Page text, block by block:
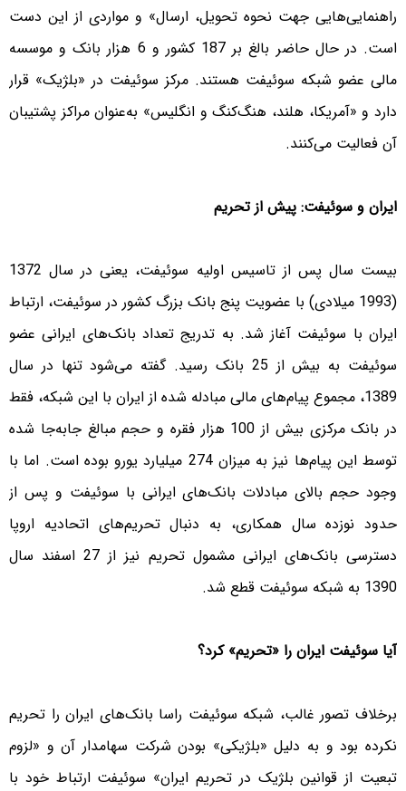
راهنمایی‌هایی جهت نحوه تحویل، ارسال» و مواردی از این دست
است. در حال حاضر بالغ بر 187 کشور و 6 هزار بانک و موسسه
مالی عضو شبکه سوئیفت هستند. مرکز سوئیفت در «بلژیک» قرار
دارد و «آمریکا، هلند، هنگ‌کنگ و انگلیس» به‌عنوان مراکز پشتیبان
آن فعالیت می‌کنند.
ایران و سوئیفت: پیش از تحریم
بیست سال پس از تاسیس اولیه سوئیفت، یعنی در سال 1372
(1993 میلادی) با عضویت پنج بانک بزرگ کشور در سوئیفت، ارتباط
ایران با سوئیفت آغاز شد. به تدریج تعداد بانک‌های ایرانی عضو
سوئیفت به بیش از 25 بانک رسید. گفته می‌شود تنها در سال
1389، مجموع پیام‌های مالی مبادله شده از ایران با این شبکه، فقط
در بانک مرکزی بیش از 100 هزار فقره و حجم مبالغ جابه‌جا شده
توسط این پیام‌ها نیز به میزان 274 میلیارد یورو بوده است. اما با
وجود حجم بالای مبادلات بانک‌های ایرانی با سوئیفت و پس از
حدود نوزده سال همکاری، به دنبال تحریم‌های اتحادیه اروپا
دسترسی بانک‌های ایرانی مشمول تحریم نیز از 27 اسفند سال
1390 به شبکه سوئیفت قطع شد.
آیا سوئیفت ایران را «تحریم» کرد؟
برخلاف تصور غالب، شبکه سوئیفت راسا بانک‌های ایران را تحریم
نکرده بود و به دلیل «بلژیکی» بودن شرکت سهامدار آن و «لزوم
تبعیت از قوانین بلژیک در تحریم ایران» سوئیفت ارتباط خود با